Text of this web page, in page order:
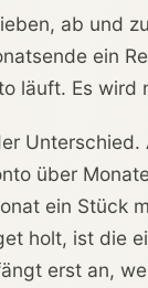
ab und
ein
läuft. Es wird
Unterschied.
über
ein Stück
holt, ist die
erst an,